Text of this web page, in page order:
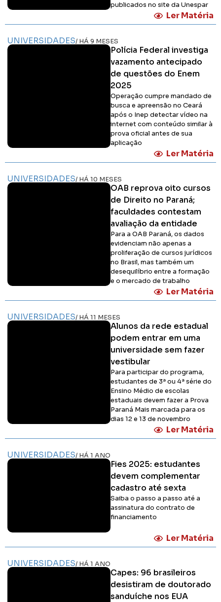
publicados no site da Unespar
Ler Matéria
UNIVERSIDADES/ HÁ 9 MESES
Polícia Federal investiga
vazamento antecipado
de questões do Enem
2025
Operação cumpre mandado de
busca e apreensão no Ceará
após o Inep detectar vídeo na
internet com conteúdo similar à
prova oficial antes de sua
aplicação
Ler Matéria
UNIVERSIDADES/ HÁ 10 MESES
OAB reprova oito cursos
de Direito no Paraná;
faculdades contestam
avaliação da entidade
Para a OAB Paraná, os dados
evidenciam não apenas a
proliferação de cursos jurídicos
no Brasil, mas também um
desequilíbrio entre a formação
e o mercado de trabalho
Ler Matéria
UNIVERSIDADES/ HÁ 11 MESES
Alunos da rede estadual
podem entrar em uma
universidade sem fazer
vestibular
Para participar do programa,
estudantes de 3ª ou 4ª série do
Ensino Médio de escolas
estaduais devem fazer a Prova
Paraná Mais marcada para os
dias 12 e 13 de novembro
Ler Matéria
UNIVERSIDADES/ HÁ 1 ANO
Fies 2025: estudantes
devem complementar
cadastro até sexta
Saiba o passo a passo até a
assinatura do contrato de
financiamento
Ler Matéria
UNIVERSIDADES/ HÁ 1 ANO
Capes: 96 brasileiros
desistiram de doutorado
sanduíche nos EUA